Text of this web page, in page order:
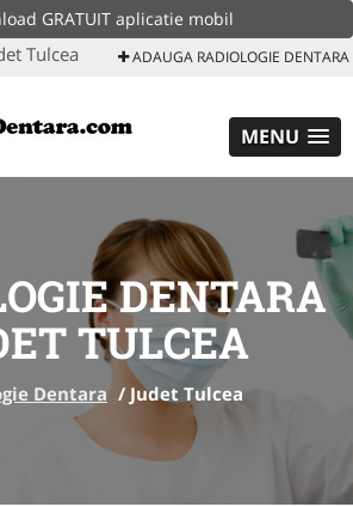
GRATUIT aplicatie mobil
Tulcea ADAUGA RADIOLOGIE DENTARA
MENU
DENTARA
TULCEA
Dentara / Judet Tulcea